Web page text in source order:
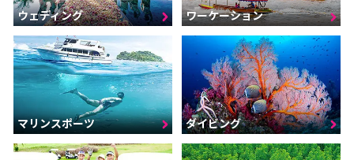
ウェディング ワーケーション
マリンスポーツ ダイビング